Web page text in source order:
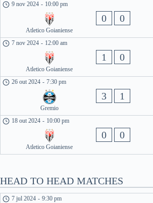
9 nov 2024 - 10:00 pm
Atletico Goianiense
0 0
7 nov 2024 - 12:00 am
Atletico Goianiense
1 0
26 out 2024 - 7:30 pm
Gremio
3 1
18 out 2024 - 10:00 pm
Atletico Goianiense
0 0
HEAD TO HEAD MATCHES
7 jul 2024 - 9:30 pm